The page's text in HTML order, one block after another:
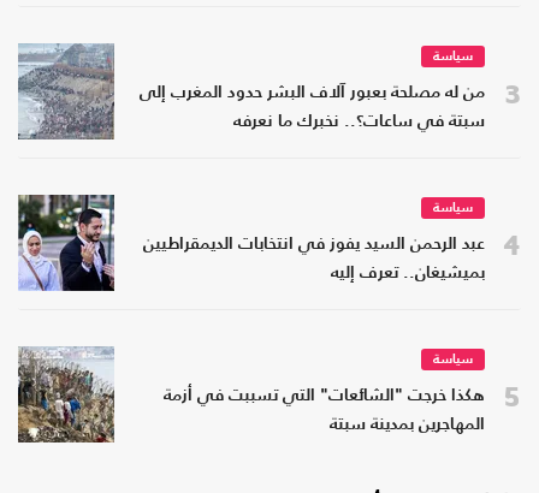
3
سياسة
من له مصلحة بعبور آلاف البشر حدود المغرب إلى
سبتة في ساعات؟.. نخبرك ما نعرفه
4
سياسة
عبد الرحمن السيد يفوز في انتخابات الديمقراطيين
بميشيغان.. تعرف إليه
5
سياسة
هكذا خرجت "الشائعات" التي تسببت في أزمة
المهاجرين بمدينة سبتة